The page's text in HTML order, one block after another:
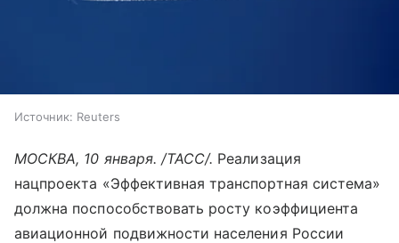
Источник: Reuters
МОСКВА, 10 января. /ТАСС/. Реализация
нацпроекта «Эффективная транспортная система»
должна поспособствовать росту коэффициента
авиационной подвижности населения России